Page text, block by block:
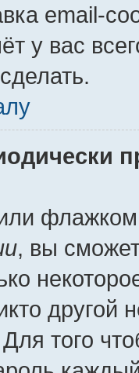
email-
у вас
, вы
другой
того